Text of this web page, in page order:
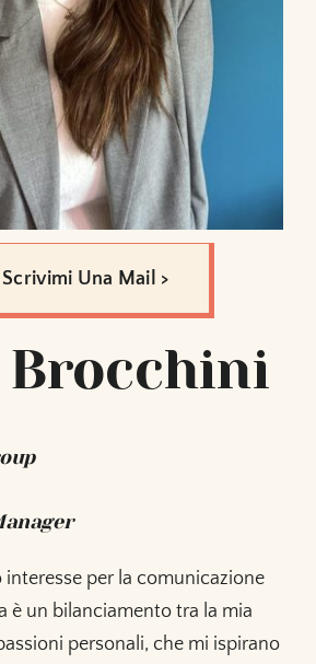
Scrivimi Una Mail >
Brocchini
per la comunicazione
è un bilanciamento tra la mia
personali, che mi ispirano